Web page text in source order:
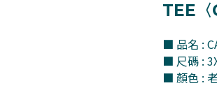
TEE〈
■ 品名 :
■ 尺碼 :
■ 顏色 :